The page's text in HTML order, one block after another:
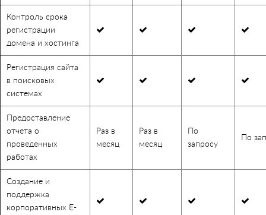
Контроль срока
регистрации
домена и хостинга
Регистрация сайта
в поисковых
системах
Предоставление
отчета о
проведенных
работах
Раз в
месяц
Раз в
месяц
По
запросу
По
Создание и
поддержка
корпоративных E-